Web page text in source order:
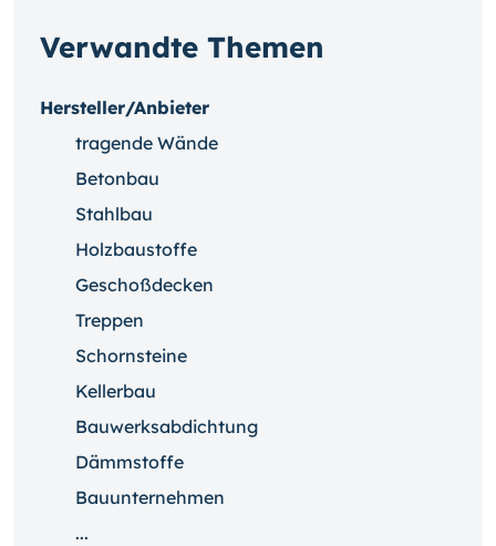
Verwandte Themen
Hersteller/Anbieter
tragende Wände
Betonbau
Stahlbau
Holzbaustoffe
Geschoßdecken
Treppen
Schornsteine
Kellerbau
Bauwerksabdichtung
Dämmstoffe
Bauunternehmen
...